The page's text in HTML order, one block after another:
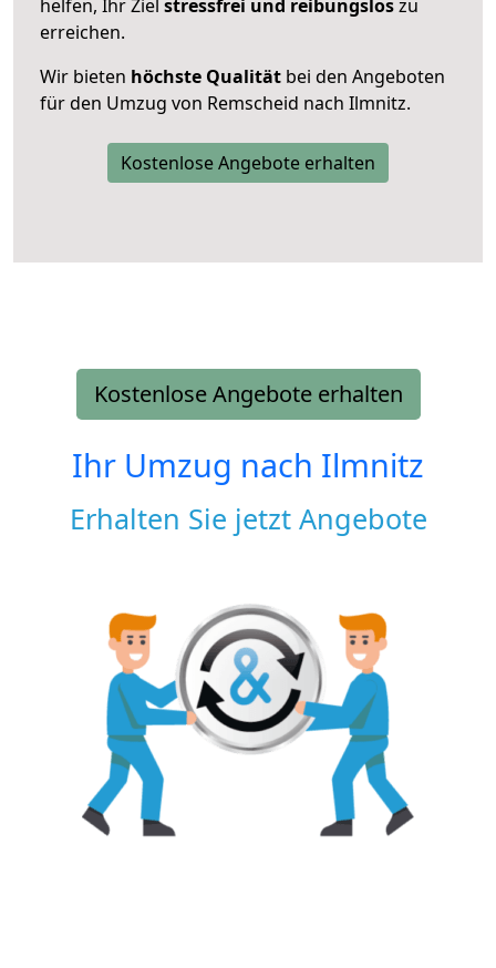
helfen, Ihr Ziel stressfrei und reibungsloszu
erreichen.
Wir bieten höchste Qualität bei den Angeboten
für den Umzug von Remscheid nach Ilmnitz.
Kostenlose Angebote erhalten
Kostenlose Angebote erhalten
Ihr Umzug nach Ilmnitz
Erhalten Sie jetzt Angebote